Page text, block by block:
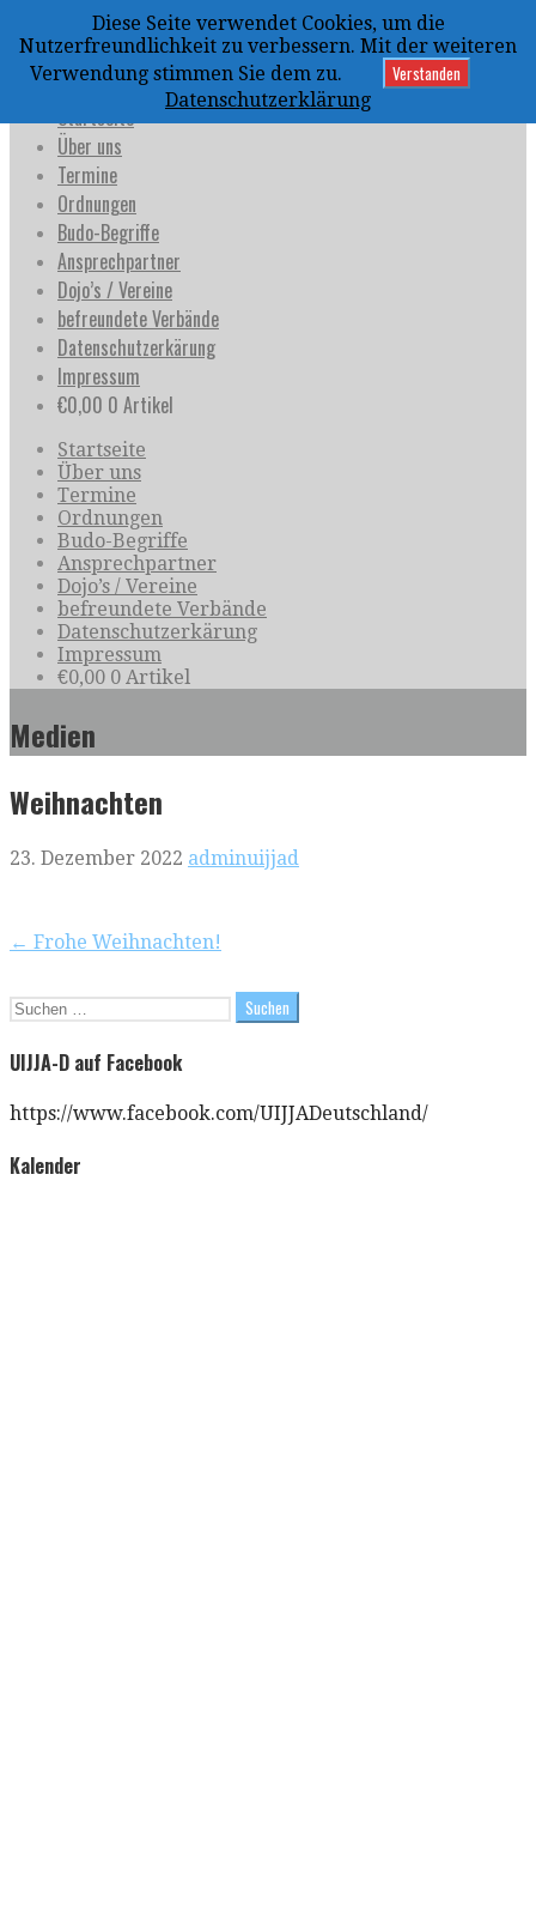
Inhalt
springen
uijja
Deutschland e.V.
Startseite
Über uns
Termine
Ordnungen
Budo-Begriffe
Ansprechpartner
Dojo’s / Vereine
befreundete Verbände
Datenschutzerkärung
Impressum
€0,00 0 Artikel
Startseite
Über uns
Termine
Ordnungen
Budo-Begriffe
Ansprechpartner
Dojo’s / Vereine
befreundete Verbände
Datenschutzerkärung
Impressum
€0,00 0 Artikel
Medien
Weihnachten
23. Dezember 2022 adminuijjad
Beitragsnavigation
← Frohe Weihnachten!
Suchen
UIJJA-D auf Facebook
https://www.facebook.com/UIJJADeutschland/
Kalender
Diese Seite verwendet Cookies, um die
Nutzerfreundlichkeit zu verbessern. Mit der weiteren
Verwendung stimmen Sie dem zu.
Verstanden
Datenschutzerklärung